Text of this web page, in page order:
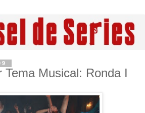
Tema Musical: Ronda I